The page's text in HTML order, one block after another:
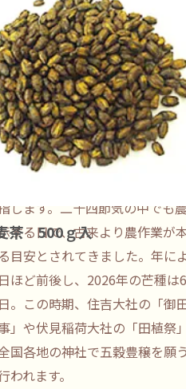
芒種は一年を24等分した二十四
します。二十四節気の中でも
する日で、古来より農作業が
る目安とされてきました。年に
日ほど前後し、2026年の芒種は
日。この時期、住吉大社の「御
」や伏見稲荷大社の「田植祭
国各地の神社で五穀豊穣を願
われます。
茶 500ｇ入
「芒（のぎ）」は稲などの穂
こと。麦茶に使われる麦も芒
。
テム